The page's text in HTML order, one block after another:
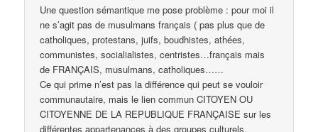
Une question sémantique me pose problème : pour moi il
ne s’agit pas de musulmans français ( pas plus que de
catholiques, protestans, juifs, boudhistes, athées,
communistes, socialialistes, centristes…français mais
de FRANÇAIS, musulmans, catholiques……
Ce qui prime n’est pas la différence qui peut se vouloir
communautaire, mais le lien commun CITOYEN OU
CITOYENNE DE LA REPUBLIQUE FRANÇAISE sur les
différentes appartenances à des groupes culturels,